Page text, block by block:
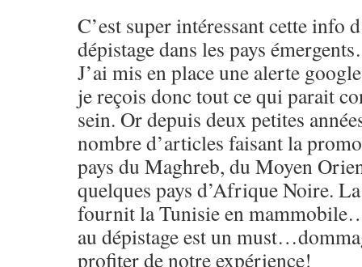
C’est super intéressant cette info
dépistage dans les pays
J’ai mis en place une alerte
je reçois donc tout ce qui parait
sein. Or depuis deux petites
nombre d’articles faisant la
pays du Maghreb, du Moyen
quelques pays d’Afrique Noire.
fournit la Tunisie en
au dépistage est un
profiter de notre expérience!